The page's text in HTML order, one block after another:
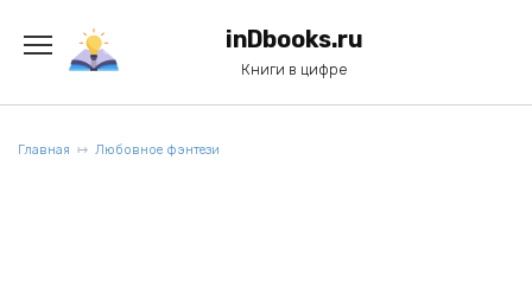
содержанию
inDbooks.ru
Книги в цифре
Главная Любовное фэнтези